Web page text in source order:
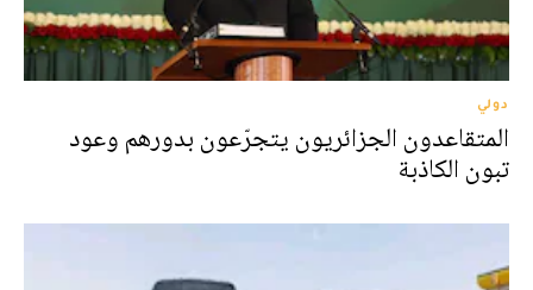
دولي
المتقاعدون الجزائريون يتجرّعون بدورهم وعود
تبون الكاذبة